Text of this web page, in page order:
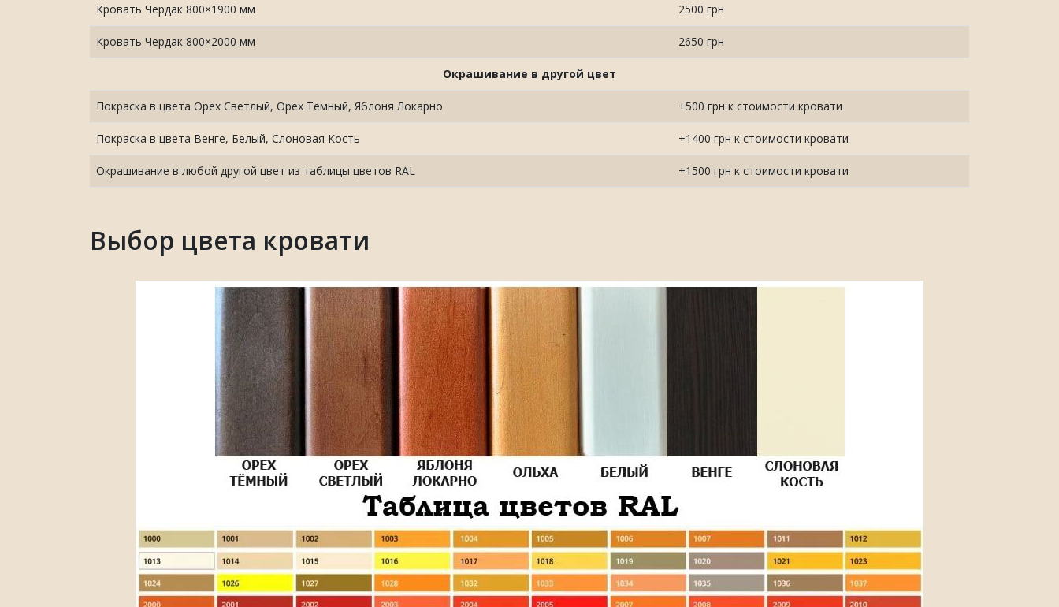
Кровать Чердак 800×1900 мм 2500 грн
Кровать Чердак 800×2000 мм 2650 грн
Окрашивание в другой цвет
Покраска в цвета Орех Светлый, Орех Темный, Яблоня Локарно +500 грн к стоимости кровати
Покраска в цвета Венге, Белый, Слоновая Кость +1400 грн к стоимости кровати
Окрашивание в любой другой цвет из таблицы цветов RAL +1500 грн к стоимости кровати
Выбор цвета кровати